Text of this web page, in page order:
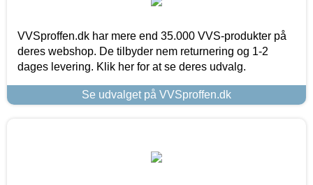
VVSproffen.dk har mere end 35.000 VVS-produkter på
deres webshop. De tilbyder nem returnering og 1-2
dages levering. Klik her for at se deres udvalg.
Se udvalget på VVSproffen.dk